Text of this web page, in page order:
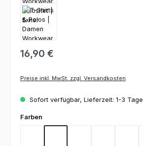
16,90 €
Preise inkl. MwSt. zzgl. Versandkosten
Sofort verfügbar, Lieferzeit: 1-3 Tage
Farben